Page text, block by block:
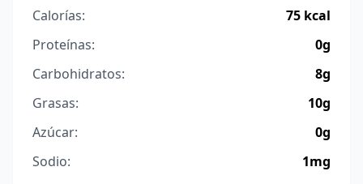
Calorías:
75 kcal
Proteínas:
0g
Carbohidratos:
8g
Grasas:
10g
Azúcar:
0g
Sodio:
1mg